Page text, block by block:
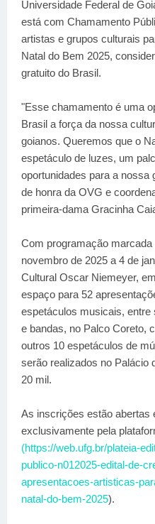
Universidade Federal de
está com Chamamento
artistas e grupos culturais
Natal do Bem 2025,
gratuito do Brasil.
"Esse chamamento é uma
Brasil a força da nossa
goianos. Queremos que o
espetáculo de luzes, um
oportunidades para a nossa
de honra da OVG e
primeira-dama Gracinha
Com programação
novembro de 2025 a 4 de
Cultural Oscar Niemeyer,
espaço para 52
espetáculos musicais, entre
e bandas, no Palco Coreto,
outros 10 espetáculos de
serão realizados no Palácio
20 mil.
As inscrições estão abertas
exclusivamente pela
(https://web.ufg.br/plateia-
publico-n012025-edital-de-
apresentacoes-artisticas-
natal-do-bem-2025).